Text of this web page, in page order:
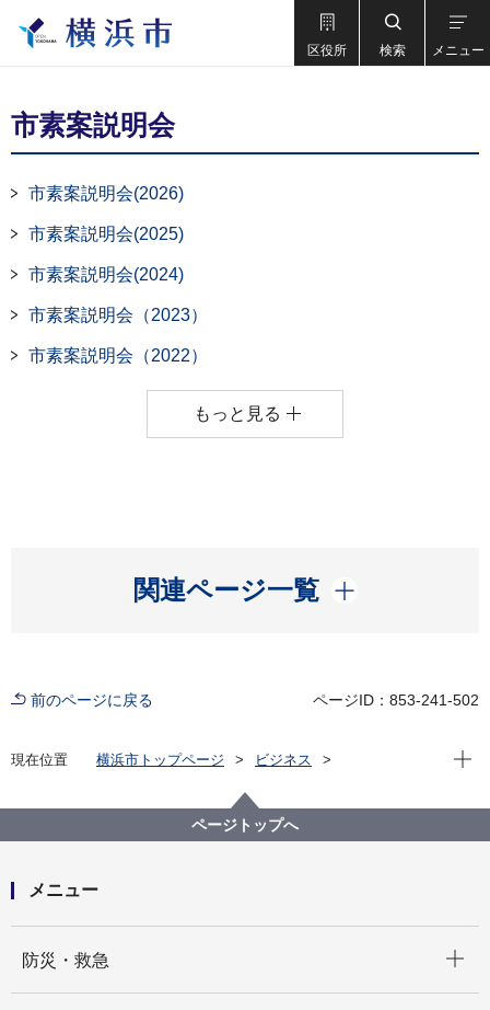
区役所 検索 メニュー
市素案説明会
市素案説明会(2026)
市素案説明会(2025)
市素案説明会(2024)
市素案説明会（2023）
市素案説明会（2022）
もっと見る
関連ページ一覧
開く
前のページに戻る ページID：853-241-502
現在位置 横浜市トップページ
ビジネス
市素案説明会
現在
ページトップへ
メニュー
防災・救急